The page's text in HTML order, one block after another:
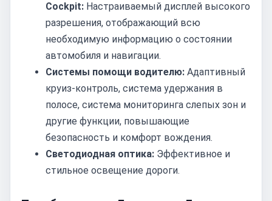
Cockpit: Настраиваемый дисплей высокого
разрешения, отображающий всю
необходимую информацию о состоянии
автомобиля и навигации.
Системы помощи водителю: Адаптивный
круиз-контроль, система удержания в
полосе, система мониторинга слепых зон и
другие функции, повышающие
безопасность и комфорт вождения.
Светодиодная оптика: Эффективное и
стильное освещение дороги.